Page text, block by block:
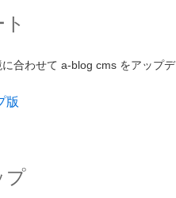
合わせて a-blog cms をアップ
版
プ